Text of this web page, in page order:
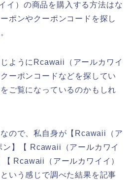
イ）の商品を購入する方法はな
ポンやクーポンコードを探し
ようにRcawaii（アールカワイ
ーポンコードなどを探してい
ご覧になっているのかもしれ
ので、私自身が【Rcawaii（ア
】【 Rcawaii（アールカワイ
Rcawaii（アールカワイイ）
いう感じで調べた結果を記事